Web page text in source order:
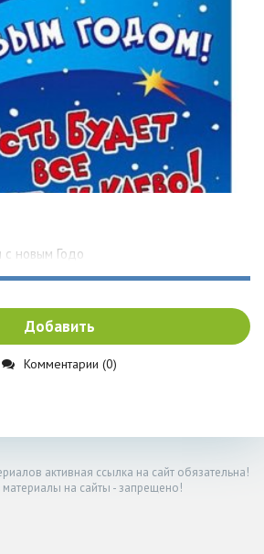
с новым Годо
Добавить
Комментарии (0)
активная ссылка на сайт обязательна!
материалы на сайты - запрещено!